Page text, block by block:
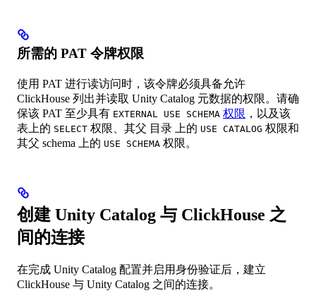
所需的 PAT 令牌权限
使用 PAT 进行读访问时，该令牌必须具备允许
ClickHouse 列出并读取 Unity Catalog 元数据的权限。请确
保该 PAT 至少具有 EXTERNAL USE SCHEMA 权限 ，以及该
表上的 SELECT 权限、其父 目录 上的 USE CATALOG 权限和
其父 schema 上的 USE SCHEMA 权限。
创建 Unity Catalog 与 ClickHouse 之
间的连接
在完成 Unity Catalog 配置并启用身份验证后，建立
ClickHouse 与 Unity Catalog 之间的连接。